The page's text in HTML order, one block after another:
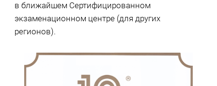
в ближайшем Сертифицированном
экзаменационном центре (для других
регионов).